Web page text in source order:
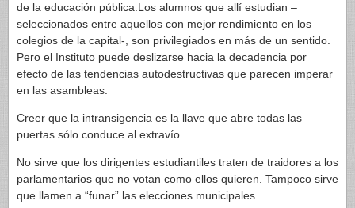
de la educación pública.Los alumnos que allí estudian –
seleccionados entre aquellos con mejor rendimiento en los
colegios de la capital-, son privilegiados en más de un sentido.
Pero el Instituto puede deslizarse hacia la decadencia por
efecto de las tendencias autodestructivas que parecen imperar
en las asambleas.
Creer que la intransigencia es la llave que abre todas las
puertas sólo conduce al extravío.
No sirve que los dirigentes estudiantiles traten de traidores a los
parlamentarios que no votan como ellos quieren. Tampoco sirve
que llamen a “funar” las elecciones municipales.